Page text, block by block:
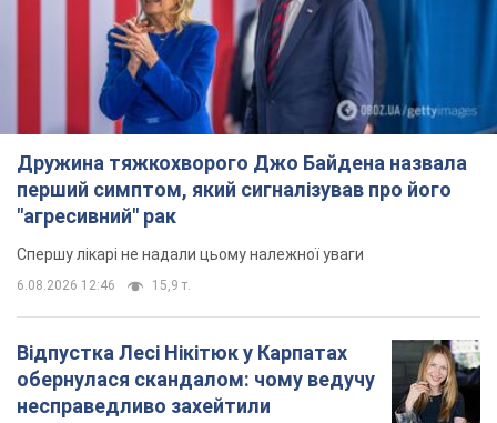
Дружина тяжкохворого Джо Байдена назвала
перший симптом, який сигналізував про його
"агресивний" рак
Спершу лікарі не надали цьому належної уваги
6.08.2026 12:46 15,9 т.
Відпустка Лесі Нікітюк у Карпатах
обернулася скандалом: чому ведучу
несправедливо захейтили